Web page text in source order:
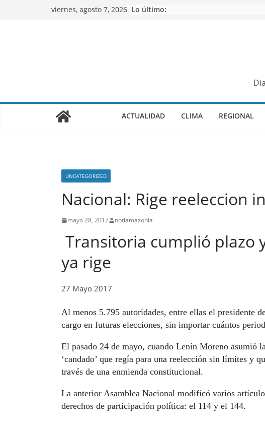
viernes, agosto 7, 2026 Lo último:
ACTUALIDAD CLIMA REGIONAL
UNCATEGORIZED
Nacional: Rige reeleccion
mayo 28, 2017 notiamazonia
Transitoria cumplió plazo
ya rige
27 Mayo 2017
Al menos 5.795 autoridades, entre ellas el presidente
cargo en futuras elecciones, sin importar cuántos
El pasado 24 de mayo, cuando Lenín Moreno asumió
‘candado’ que regía para una reelección sin límites y
través de una enmienda constitucional.
La anterior Asamblea Nacional modificó varios
derechos de participación política: el 114 y el 144.